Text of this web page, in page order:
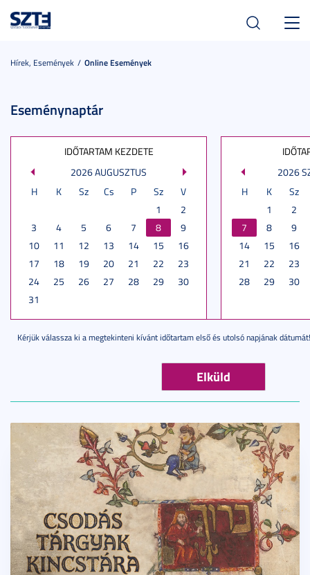
Hírek, Események Online Események
Eseménynaptár
IDŐTARTAM KEZDETE
2026 AUGUSZTUS
H
K Sz Cs P Sz
V
1
2
3
4 5 6 7 8
9
10
11 12 13 14 15
16
17
18 19 20 21 22
23
24
25 26 27 28 29
30
31
2026
H
K
Sz
1
2
7
8
9
14
15
16
21
22
23
28
29 30
Kérjük válassza ki a megtekinteni kívánt időtartam első és utolsó napjának dátumát!